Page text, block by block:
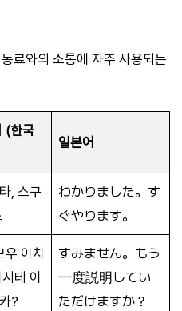
료와의 소통에 자주 사용되는
(한국
일본어
, 스구
わかりました。す
ぐやります。
우 이치
테 이
?
すみません。もう
一度説明してい
ただけますか？